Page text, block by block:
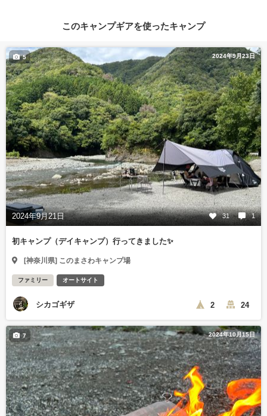
このキャンプギアを使ったキャンプ
2024年9月23日
2024年9月21日 31 1
5
初キャンプ（デイキャンプ）行ってきました✨
[神奈川県] このまさわキャンプ場
ファミリー オートサイト
シカゴギザ 2 24
2024年10月15日
7